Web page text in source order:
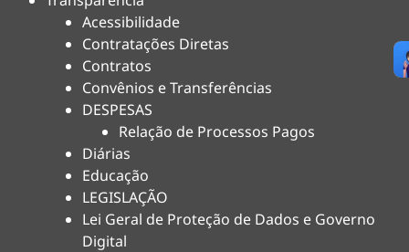
Acessibilidade
Contratações Diretas
Contratos
Convênios e Transferências
DESPESAS
Relação de Processos Pagos
Diárias
Educação
LEGISLAÇÃO
Lei Geral de Proteção de Dados e Governo
Digital